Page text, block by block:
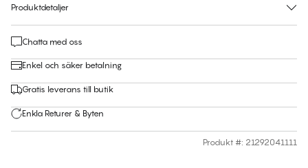
Produktdetaljer
Chatta med oss
Enkel och säker betalning
Gratis leverans till butik
Enkla Returer & Byten
Produkt #: 21292041111